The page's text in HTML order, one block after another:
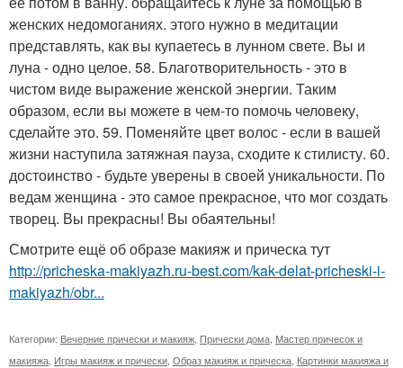
женских недомоганиях. этого нужно в медитации
представлять, как вы купаетесь в лунном свете. Вы и
луна - одно целое. 58. Благотворительность - это в
чистом виде выражение женской энергии. Таким
образом, если вы можете в чем-то помочь человеку,
сделайте это. 59. Поменяйте цвет волос - если в вашей
жизни наступила затяжная пауза, сходите к стилисту. 60.
достоинство - будьте уверены в своей уникальности. По
ведам женщина - это самое прекрасное, что мог создать
творец. Вы прекрасны! Вы обаятельны!
Смотрите ещё об образе макияж и прическа тут
http://pricheska-makiyazh.ru-best.com/kak-delat-pricheski-i-
makiyazh/obr...
Категории: Вечерние прически и макияж Прически дома Мастер причесок и
макияжа Игры макияж и прически Образ макияж и прическа Картинки макияжа и